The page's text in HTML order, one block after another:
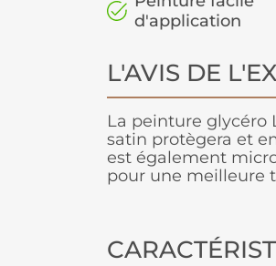
d'application
L'AVIS DE
La peinture glycéro
satin protègera et
est également
pour une meilleure